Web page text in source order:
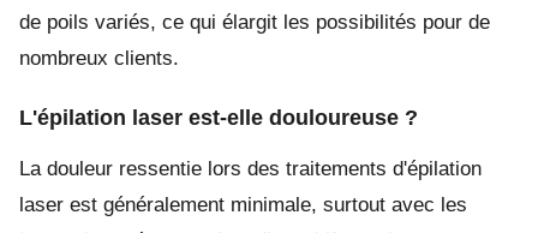
de poils variés, ce qui élargit les possibilités pour de
nombreux clients.
L'épilation laser est-elle douloureuse ?
La douleur ressentie lors des traitements d'épilation
laser est généralement minimale, surtout avec les